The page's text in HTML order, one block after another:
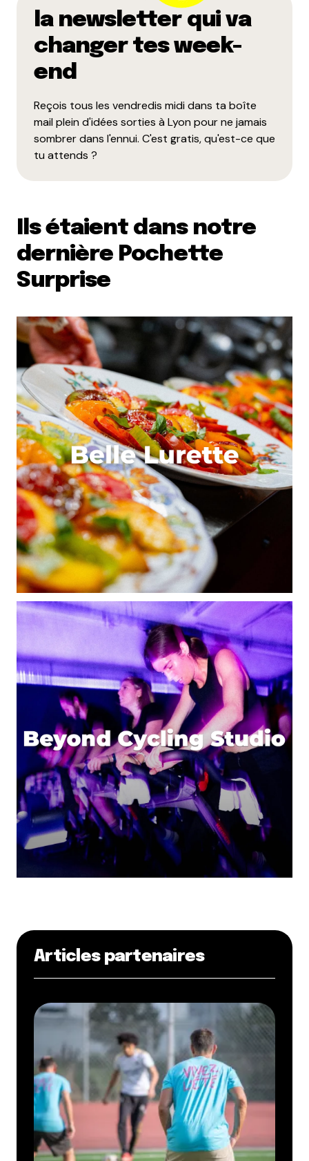
la newsletter qui va
changer tes week-
end
Reçois tous les vendredis midi dans ta boîte
mail plein d'idées sorties à Lyon pour ne jamais
sombrer dans l'ennui. C'est gratis, qu'est-ce que
tu attends ?
Ils étaient dans notre
dernière Pochette
Surprise
Articles partenaires